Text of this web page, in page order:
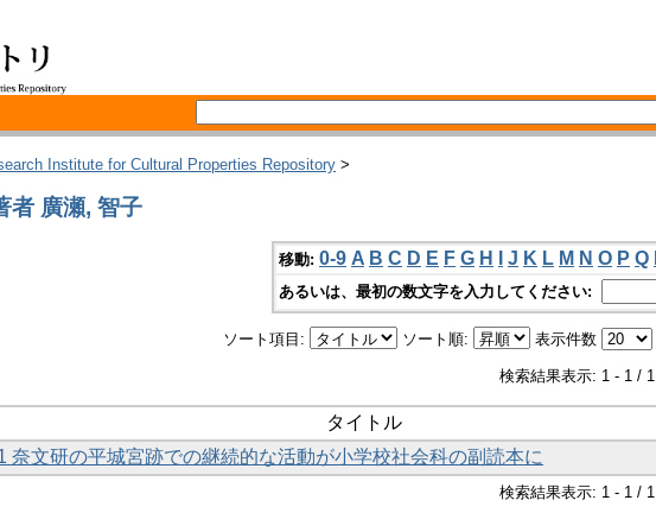
Institute for Cultural Properties Repository >
者 廣瀬, 智子
移動: 0-9 A B C D E F G H J K L M N O P Q
あるいは、最初の数文字を入力してください:
ソート項目: ソート順: 表示件数
検索結果表示: 1 - 1 / 1
タイトル
奈文研の平城宮跡での継続的な活動が小学校社会科の副読本に
検索結果表示: 1 - 1 / 1